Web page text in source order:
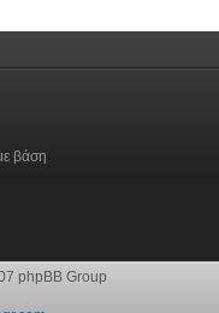
βάση
phpBB Group